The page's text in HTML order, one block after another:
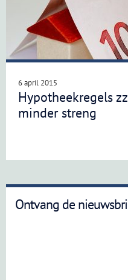
6 april 2015
Hypotheekregels
minder streng
Ontvang de